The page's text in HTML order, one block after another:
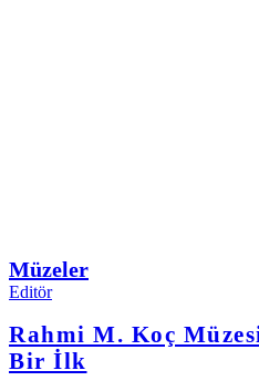
Müzeler
Editör
Rahmi M. Koç
Bir İlk